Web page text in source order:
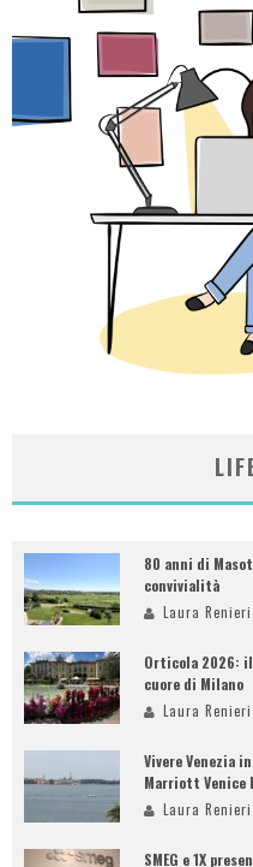
80 anni di
convivialità
Laura Renieri
Orticola 2026:
cuore di Milano
Laura Renieri
Vivere Venezia
Marriott Venice
Laura Renieri
SMEG e 1X